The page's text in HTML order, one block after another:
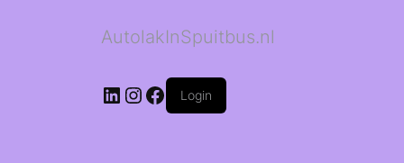
AutolakInSpuitbus.nl
LinkedIn
Instagram
Facebook
Login